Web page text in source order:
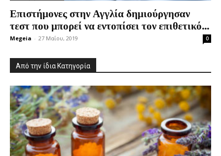
Επιστήμονες στην Αγγλία δημιούργησαν
τεστ που μπορεί να εντοπίσει τον επιθετικό...
Megeia - 27 Μαΐου, 2019 0
Από την ίδια Κατηγορία